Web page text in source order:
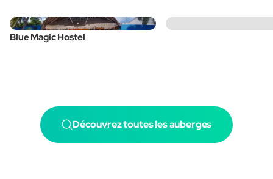
Blue Magic Hostel
Découvrez toutes les auberges